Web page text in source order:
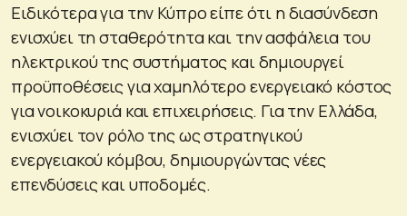
Ειδικότερα για την Κύπρο είπε ότι η διασύνδεση
ενισχύει τη σταθερότητα και την ασφάλεια του
ηλεκτρικού της συστήματος και δημιουργεί
προϋποθέσεις για χαμηλότερο ενεργειακό κόστος
για νοικοκυριά και επιχειρήσεις. Για την Ελλάδα,
ενισχύει τον ρόλο της ως στρατηγικού
ενεργειακού κόμβου, δημιουργώντας νέες
επενδύσεις και υποδομές.